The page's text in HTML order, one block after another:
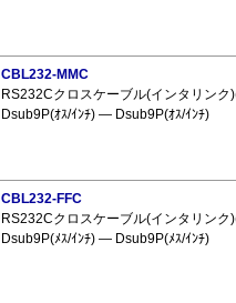
CBL232-MMC
RS232Cクロスケーブル(インタリン
Dsub9P(ｵｽ/ｲﾝﾁ) ― Dsub9P(ｵｽ/ｲﾝﾁ)
CBL232-FFC
RS232Cクロスケーブル(インタリン
Dsub9P(ﾒｽ/ｲﾝﾁ) ― Dsub9P(ﾒｽ/ｲﾝﾁ)